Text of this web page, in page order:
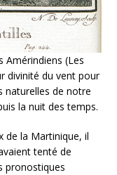
Amérindiens (Les
divinité du vent pour
naturelles de notre
la nuit des temps.
de la Martinique, il
tenté de
pronostiques